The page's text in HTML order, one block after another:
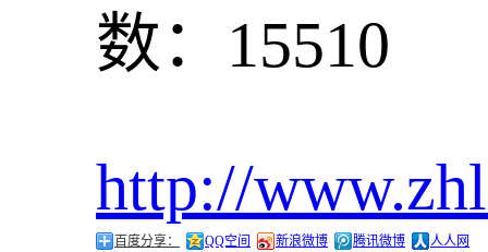
数：15510
http://
百度分享： QQ空间 新浪微博 腾讯微博
人人网